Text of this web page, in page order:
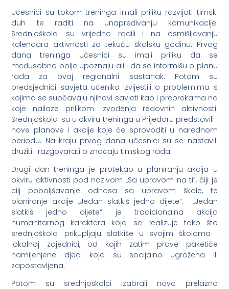
Učesnici su tokom treninga imali priliku razvijati timski
duh te raditi na unapređivanju komunikacije.
Srednjoškolci su vrijedno radili i na osmišljavanju
kalendara aktivnosti za tekuću školsku godinu. Prvog
dana treninga učesnici su imali priliku da se
međusobno bolje upoznaju ali i da se informišu o planu
rada za ovaj regionalni sastanak. Potom su
predsjednici savjeta učenika izvijestili o problemima s
kojima se suočavaju njihovi savjeti kao i preprekama na
koje nailaze prilikom izvođenja redovnih aktivnosti.
Srednjoškolci su u okviru treninga u Prijedoru predstavili i
nove planove i akcije koje će sprovoditi u narednom
periodu. Na kraju prvog dana učesnici su se nastavili
družiti i razgovarati o značaju timskog rada.
Drugi dan treninga je protekao u planiranju akcija u
okviru aktivnosti pod nazivom „Sa upravom na ti“, čiji je
cilj poboljšavanje odnosa sa upravom škole, te
planiranje akcije „Jedan slatkiš jedno dijete“. „Jedan
slatkiš jedno dijete“ je tradicionalna akcija
humanitarnog karaktera koja se realizuje tako što
srednjoškolci prikupljaju slatkiše u svojim školama i
lokalnoj zajednici, od kojih zatim prave paketiće
namijenjene djeci koja su socijalno ugrožena ili
zapostavljena.
Potom su srednjoškolci izabrali novo prelazno